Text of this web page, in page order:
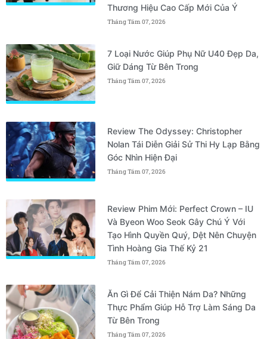
Thương Hiệu Cao Cấp Mới Của Ý
Tháng Tám 07, 2026
7 Loại Nước Giúp Phụ Nữ U40 Đẹp Da,
Giữ Dáng Từ Bên Trong
Tháng Tám 07, 2026
Review The Odyssey: Christopher
Nolan Tái Diễn Giải Sử Thi Hy Lạp Bằng
Góc Nhìn Hiện Đại
Tháng Tám 07, 2026
Review Phim Mới: Perfect Crown – IU
Và Byeon Woo Seok Gây Chú Ý Với
Tạo Hình Quyền Quý, Dệt Nên Chuyện
Tình Hoàng Gia Thế Kỷ 21
Tháng Tám 07, 2026
Ăn Gì Để Cải Thiện Nám Da? Những
Thực Phẩm Giúp Hỗ Trợ Làm Sáng Da
Từ Bên Trong
Tháng Tám 07, 2026